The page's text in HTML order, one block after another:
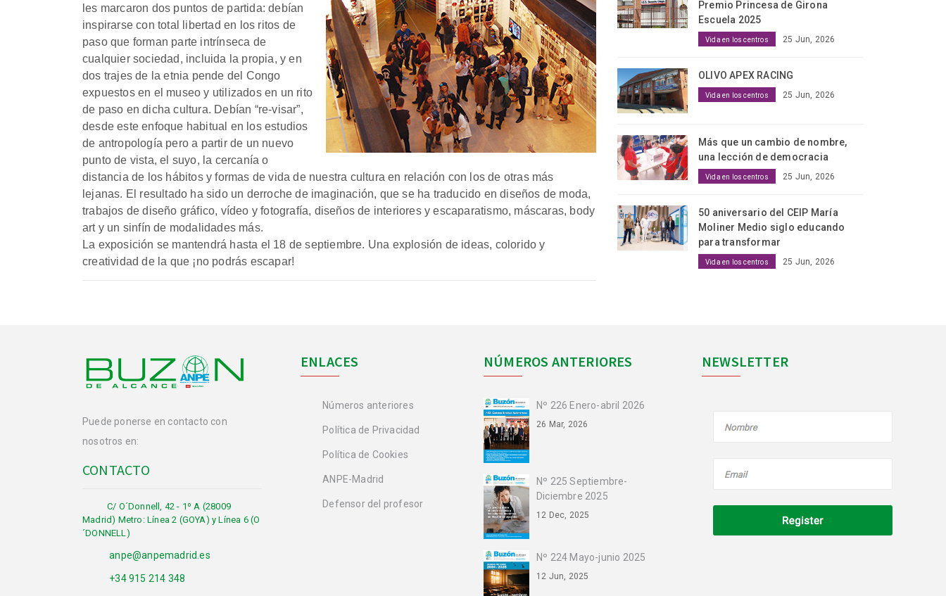
les marcaron dos puntos de partida: debían
inspirarse con total libertad en los ritos de
paso que forman parte intrínseca de
cualquier sociedad, incluida la propia, y en
dos trajes de la etnia pende del Congo
expuestos en el museo y utilizados en un rito
de paso en dicha cultura. Debían “re-visar”,
desde este enfoque habitual en los estudios
de antropología pero a partir de un nuevo
punto de vista, el suyo, la cercanía o
distancia de los hábitos y formas de vida de nuestra cultura en relación con los de otras más
lejanas. El resultado ha sido un derroche de imaginación, que se ha traducido en diseños de moda,
trabajos de diseño gráfico, vídeo y fotografía, diseños de interiores y escaparatismo, máscaras, body
art y un sinfín de modalidades más.
La exposición se mantendrá hasta el 18 de septiembre. Una explosión de ideas, colorido y
creatividad de la que ¡no podrás escapar!
Premio Princesa de Girona
Escuela 2025
Vida en los centros 25 Jun, 2026
OLIVO APEX RACING
Vida en los centros 25 Jun, 2026
Más que un cambio de nombre,
una lección de democracia
Vida en los centros 25 Jun, 2026
50 aniversario del CEIP María
Moliner Medio siglo educando
para transformar
Vida en los centros 25 Jun, 2026
Puede ponerse en contacto con
nosotros en:
CONTACTO
C/ O´Donnell, 42 - 1º A (28009
Madrid) Metro: Línea 2 (GOYA) y Línea 6 (O
´DONNELL)
anpe@anpemadrid.es
+34 915 214 348
ENLACES
Números anteriores
Política de Privacidad
Política de Cookies
ANPE-Madrid
Defensor del profesor
NÚMEROS ANTERIORES
Nº 226 Enero-abril 2026
26 Mar, 2026
Nº 225 Septiembre-
Diciembre 2025
12 Dec, 2025
Nº 224 Mayo-junio 2025
12 Jun, 2025
NEWSLETTER